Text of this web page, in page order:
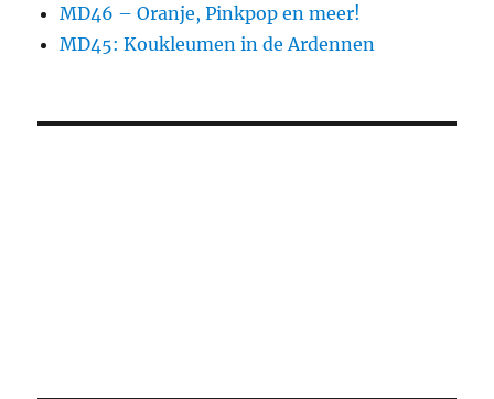
MD46 – Oranje, Pinkpop en meer!
MD45: Koukleumen in de Ardennen